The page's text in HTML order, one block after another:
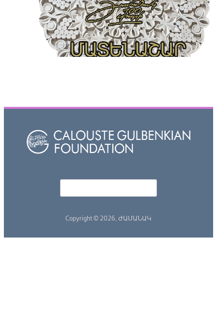
Copyright © 2026, ԺԱՄԱՆԱԿ